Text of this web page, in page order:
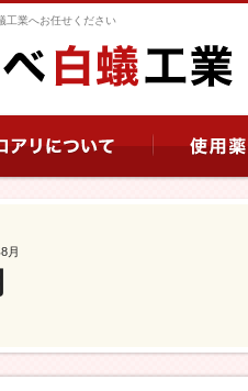
工業へお任せください
月